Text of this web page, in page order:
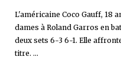
L'américaine Coco Gauff, 18
dames à Roland Garros en
deux sets 6-3 6-1. Elle
titre. ...